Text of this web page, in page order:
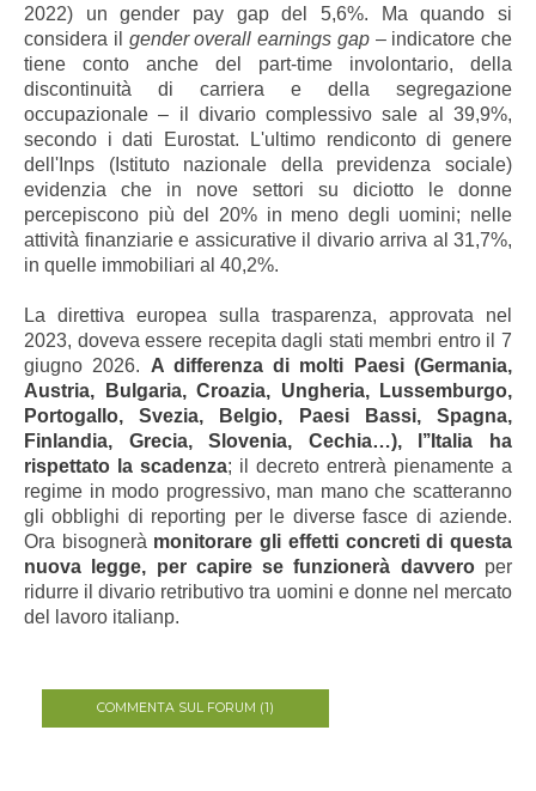
2022) un gender pay gap del 5,6%. Ma quando si
considera il gender overall earnings gap– indicatore che
tiene conto anche del part-time involontario, della
discontinuità di carriera e della segregazione
occupazionale – il divario complessivo sale al 39,9%,
secondo i dati Eurostat. L'ultimo rendiconto di genere
dell'Inps (Istituto nazionale della previdenza sociale)
evidenzia che in nove settori su diciotto le donne
percepiscono più del 20% in meno degli uomini; nelle
attività finanziarie e assicurative il divario arriva al 31,7%,
in quelle immobiliari al 40,2%.
La direttiva europea sulla trasparenza, approvata nel
2023, doveva essere recepita dagli stati membri entro il 7
giugno 2026. A differenza di molti Paesi (Germania,
Austria, Bulgaria, Croazia, Ungheria, Lussemburgo,
Portogallo, Svezia, Belgio, Paesi Bassi, Spagna,
Finlandia, Grecia, Slovenia, Cechia…), l’’Italia ha
rispettato la scadenza; il decreto entrerà pienamente a
regime in modo progressivo, man mano che scatteranno
gli obblighi di reporting per le diverse fasce di aziende.
Ora bisognerà monitorare gli effetti concreti di questa
nuova legge, per capire se funzionerà davvero per
ridurre il divario retributivo tra uomini e donne nel mercato
del lavoro italianp.
COMMENTA SUL FORUM (1)